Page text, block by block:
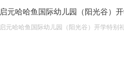
启元哈哈鱼国际幼儿园（阳光谷）
启元哈哈鱼国际幼儿园（阳光谷）开学特